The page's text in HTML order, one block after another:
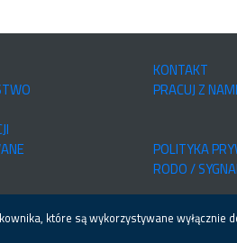
KONTAKT
PRACUJ Z NAMI
POLITYKA
RODO /
które są wykorzystywane